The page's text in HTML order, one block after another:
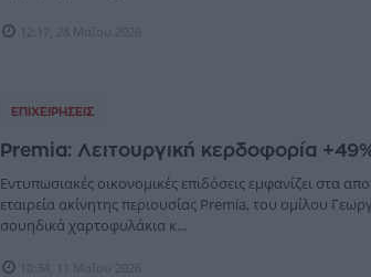
12:17, 28 Μαΐου 2026
ΕΠΙΧΕΙΡΉΣΕΙΣ
Premia: Λειτουργική κερδοφορία
Εντυπωσιακές οικονομικές επιδόσεις εμφανίζει στα
εταιρεία ακίνητης περιουσίας Premia, του ομίλου
σουηδικά χαρτοφυλάκια κ...
10:34, 11 Μαΐου 2026